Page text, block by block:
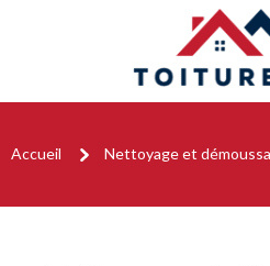
Accueil Nettoyage et